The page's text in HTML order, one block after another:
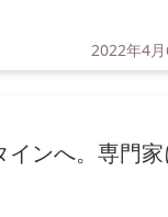
2022年4月
インへ。専門家